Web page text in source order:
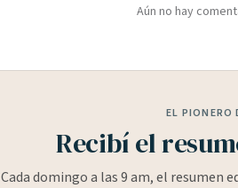
Aún no hay
EL PIONERO
Recibí el
Cada domingo a las 9 am, el resumen